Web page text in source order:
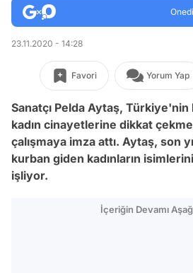
23.11.2020 - 14:28
Favori Yorum Yap
Sanatçı Pelda Aytaş, Türkiye'nin
kadın cinayetlerine dikkat
çalışmaya imza attı. Aytaş, son
kurban giden kadınların
işliyor.
İçeriğin Devamı